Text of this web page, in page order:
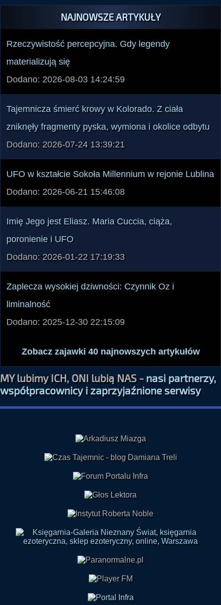
NAJNOWSZE ARTYKUŁY
Rzeczywistość percepcyjna. Gdy legendy
materializują się
Dodano: 2026-08-03 14:24:59
Tajemnicza śmierć krowy w Kolorado. Z ciała
zniknęły fragmenty pyska, wymiona i okolice odbytu
Dodano: 2026-07-24 13:39:21
UFO w kształcie Sokoła Millennium w rejonie Lublina
Dodano: 2026-06-21 15:46:08
Imię Jego jest Eliasz. Maria Cuccia, ciąża,
poronienie i UFO
Dodano: 2026-01-22 17:19:33
Zaplecza wysokiej dziwności: Czynnik Oz i
liminalność
Dodano: 2025-12-30 22:15:09
Zobacz zajawki 40 najnowszych artykułów
MY lubimy ICH, ONI lubią NAS -nasi partnerzy,
współpracownicy i zaprzyjaźnione serwisy